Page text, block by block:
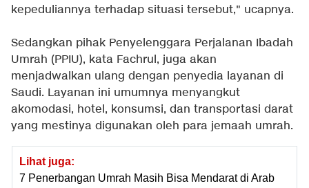
kepeduliannya terhadap situasi tersebut," ucapnya.
Sedangkan pihak Penyelenggara Perjalanan Ibadah
Umrah (PPIU), kata Fachrul, juga akan
menjadwalkan ulang dengan penyedia layanan di
Saudi. Layanan ini umumnya menyangkut
akomodasi, hotel, konsumsi, dan transportasi darat
yang mestinya digunakan oleh para jemaah umrah.
Lihat juga:
7 Penerbangan Umrah Masih Bisa Mendarat di Arab